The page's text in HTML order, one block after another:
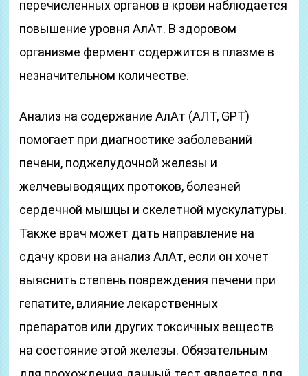
перечисленных органов в крови наблюдается
повышение уровня АлАт. В здоровом
организме фермент содержится в плазме в
незначительном количестве.
Анализ на содержание АлАт (АЛТ, GPT)
помогает при диагностике заболеваний
печени, поджелудочной железы и
желчевыводящих протоков, болезней
сердечной мышцы и скелетной мускулатуры.
Также врач может дать направление на
сдачу крови на анализ АлАт, если он хочет
выяснить степень повреждения печени при
гепатите, влияние лекарственных
препаратов или других токсичных веществ
на состояние этой железы. Обязательным